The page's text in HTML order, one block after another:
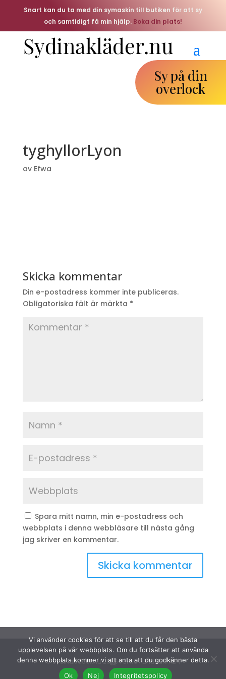
Snart kan du ta med din symaskin till butiken för att sy
och samtidigt få min hjälp. Boka din plats!
Sy på din
overlock
tyghyllorLyon
av Efwa
Skicka kommentar
Din e-postadress kommer inte publiceras.
Obligatoriska fält är märkta *
Spara mitt namn, min e-postadress och
webbplats i denna webbläsare till nästa gång
jag skriver en kommentar.
© Sydinakläder.nu 2026 | Efwa i Lindhult AB |
Vi använder cookies för att se till att du får den bästa
upplevelsen på vår webbplats. Om du fortsätter att använda
denna webbplats kommer vi att anta att du godkänner detta.
Ok
Nej Integritetspolicy